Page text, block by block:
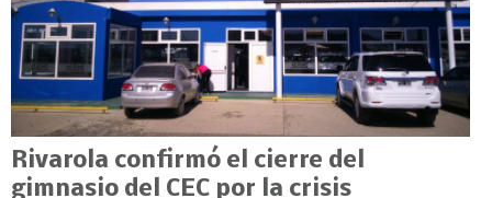
Rivarola confirmó el cierre del
gimnasio del CEC por la crisis